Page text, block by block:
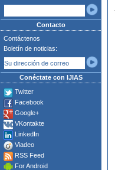
Contacto
Contáctenos
Boletín de noticias:
Conéctate con IJIAS
Twitter
Facebook
Google+
VKontakte
LinkedIn
Viadeo
RSS Feed
For Android